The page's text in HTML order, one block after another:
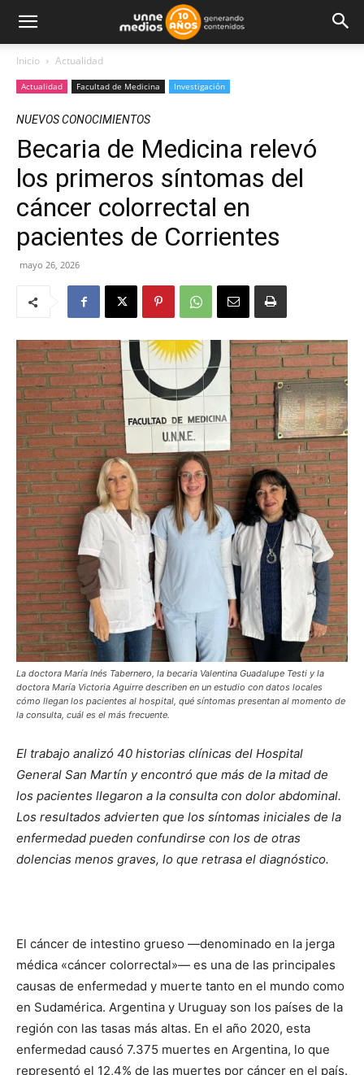
Inicio Actualidad
Actualidad Facultad de Medicina Investigación
NUEVOS CONOCIMIENTOS
Becaria de Medicina relevó
los primeros síntomas del
cáncer colorrectal en
pacientes de Corrientes
mayo 26, 2026
La doctora María Inés Tabernero, la becaria Valentina Guadalupe Testi y la
doctora María Victoria Aguirre describen en un estudio con datos locales
cómo llegan los pacientes al hospital, qué síntomas presentan al momento de
la consulta, cuál es el más frecuente.
El trabajo analizó 40 historias clínicas del Hospital
General San Martín y encontró que más de la mitad de
los pacientes llegaron a la consulta con dolor abdominal.
Los resultados advierten que los síntomas iniciales de la
enfermedad pueden confundirse con los de otras
dolencias menos graves, lo que retrasa el diagnóstico.
El cáncer de intestino grueso —denominado en la jerga
médica «cáncer colorrectal»— es una de las principales
causas de enfermedad y muerte tanto en el mundo como
en Sudamérica. Argentina y Uruguay son los países de la
región con las tasas más altas. En el año 2020, esta
enfermedad causó 7.375 muertes en Argentina, lo que
representó el 12,4% de las muertes por cáncer en el país.